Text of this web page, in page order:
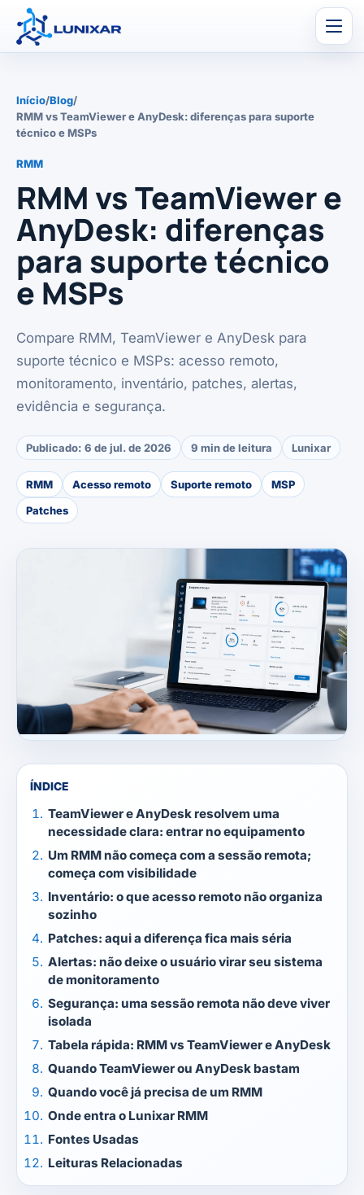
Início/Blog/
RMM vs TeamViewer e AnyDesk: diferenças para suporte
técnico e MSPs
RMM
RMM vs TeamViewer e
AnyDesk: diferenças
para suporte técnico
e MSPs
Compare RMM, TeamViewer e AnyDesk para
suporte técnico e MSPs: acesso remoto,
monitoramento, inventário, patches, alertas,
evidência e segurança.
Publicado: 6 de jul. de 2026 9 min de leitura Lunixar
RMM Acesso remoto Suporte remoto
MSP
Patches
ÍNDICE
TeamViewer e AnyDesk resolvem uma
necessidade clara: entrar no equipamento
Um RMM não começa com a sessão remota;
começa com visibilidade
Inventário: o que acesso remoto não organiza
sozinho
Patches: aqui a diferença fica mais séria
Alertas: não deixe o usuário virar seu sistema
de monitoramento
Segurança: uma sessão remota não deve viver
isolada
Tabela rápida: RMM vs TeamViewer e AnyDesk
Quando TeamViewer ou AnyDesk bastam
Quando você já precisa de um RMM
Onde entra o Lunixar RMM
Fontes Usadas
Leituras Relacionadas